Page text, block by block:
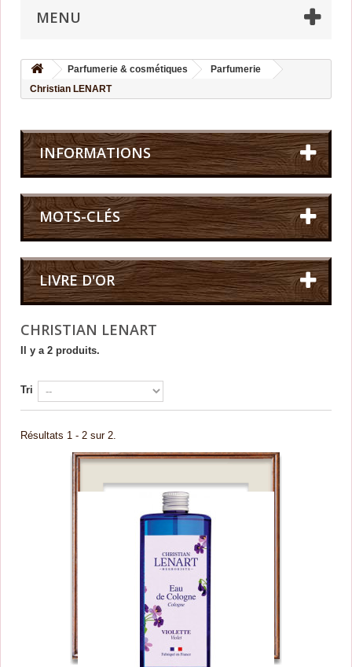
MENU
Parfumerie & cosmétiques
Parfumerie
Christian LENART
INFORMATIONS
MOTS-CLÉS
LIVRE D'OR
CHRISTIAN LENART
Il y a 2 produits.
Tri
Résultats 1 - 2 sur 2.